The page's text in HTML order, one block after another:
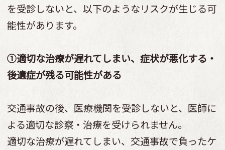
を受診しないと、以下のようなリスクが生じる可
能性があります。
①適切な治療が遅れてしまい、症状が悪化する・
後遺症が残る可能性がある
交通事故の後、医療機関を受診しないと、医師に
よる適切な診察・治療を受けられません。
適切な治療が遅れてしまい、交通事故で負ったケ